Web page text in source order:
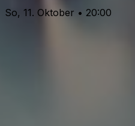
So, 11. Oktober • 20:00